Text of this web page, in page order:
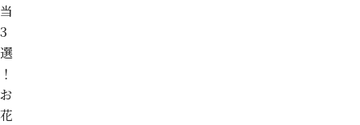
当
3
選
！
お
花